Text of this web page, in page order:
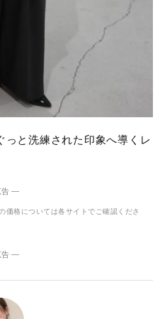
っと洗練された印象へ導くレ
―
格については各サイトでご確認くださ
―